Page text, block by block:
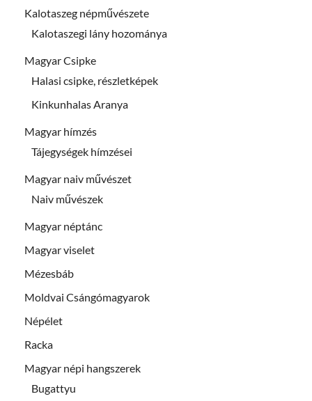
Kalotaszeg népművészete
Kalotaszegi lány hozománya
Magyar Csipke
Halasi csipke, részletképek
Kinkunhalas Aranya
Magyar hímzés
Tájegységek hímzései
Magyar naiv művészet
Naiv művészek
Magyar néptánc
Magyar viselet
Mézesbáb
Moldvai Csángómagyarok
Népélet
Racka
Magyar népi hangszerek
Bugattyu